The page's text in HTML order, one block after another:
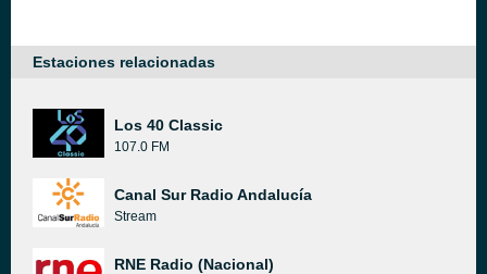
Estaciones relacionadas
Los 40 Classic
107.0 FM
Canal Sur Radio Andalucía
Stream
RNE Radio (Nacional)